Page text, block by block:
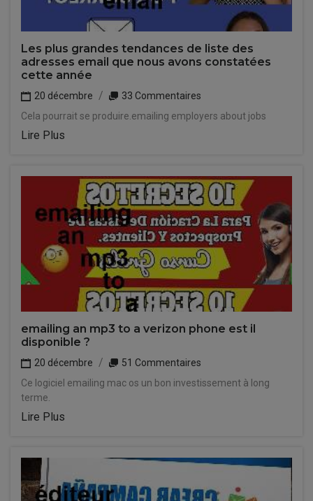
Les plus grandes tendances de liste des
adresses email que nous avons constatées
cette année
20 décembre
33 Commentaires
Cela pourrait se produire.emailing employers about jobs
Lire Plus
emailing an mp3 to a verizon phone est il
disponible ?
20 décembre
51 Commentaires
Ce logiciel emailing mac os un bon investissement à long
terme.
Lire Plus